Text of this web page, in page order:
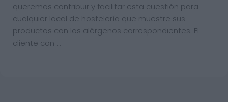
queremos contribuir y facilitar esta cuestión para
cualquier local de hostelería que muestre sus
productos con los alérgenos correspondientes. El
cliente con …